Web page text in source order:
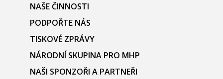
NAŠE ČINNOSTI
PODPOŘTE NÁS
TISKOVÉ ZPRÁVY
NÁRODNÍ SKUPINA PRO MHP
NAŠI SPONZOŘI A PARTNEŘI